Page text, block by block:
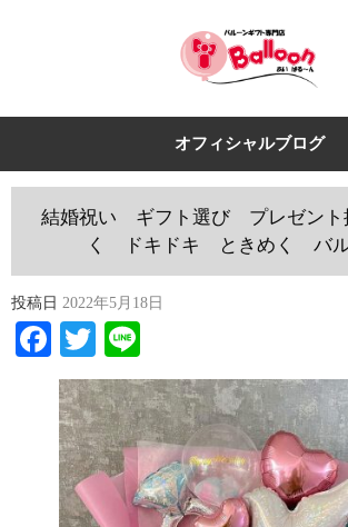
オフィシャルブログ
結婚祝い ギフト選び プレゼン
く ドキドキ ときめく バ
投稿日 2022年5月18日
Facebook
Twitter